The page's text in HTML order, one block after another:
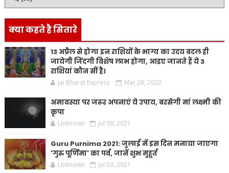
क्या कहते है सितारे
13 अप्रैल से होगा इन राशियों के भाग्य का उदय बदल ही
जायेगी जिंदगी विशेष लाभ होगा, आइए जानते हैं ये 3
राशियां कौन सीं है।
Jai Bharat Express Mar 28, 2022
अमावस्या पर जरूर अपनाएं ये उपाय, बरसेगी मां लक्ष्मी की
कृपा
Unknown Jul 09, 2021
Guru Purnima 2021: जुलाई में इस दिन मनाया जाएगा
'गुरु पूर्णिमा' का पर्व, जानें शुभ मुहूर्त
Unknown Jul 03, 2021